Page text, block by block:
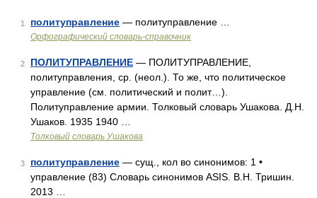
1 политуправление — политуправление …
Орфографический словарь-справочник
2 ПОЛИТУПРАВЛЕНИЕ — ПОЛИТУПРАВЛЕНИЕ,
политуправления, ср. (неол.). То же, что политическое
управление (см. политический и полит…).
Политуправление армии. Толковый словарь Ушакова. Д.Н.
Ушаков. 1935 1940 …
Толковый словарь Ушакова
3 политуправление — сущ., кол во синонимов: 1 •
управление (83) Словарь синонимов ASIS. В.Н. Тришин.
2013 …